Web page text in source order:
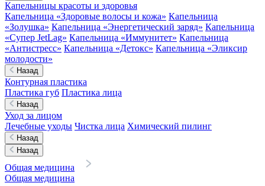
Капельницы красоты и здоровья
Капельница «Здоровые волосы и кожа» Капельница
«Золушка» Капельница «Энергетический заряд» Капельница
«Супер JetLag» Капельница «Иммунитет» Капельница
«Антистресс» Капельница «Детокс» Капельница «Эликсир
молодости»
Назад
Контурная пластика
Пластика губ Пластика лица
Назад
Уход за лицом
Лечебные уходы Чистка лица Химический пилинг
Назад
Назад
Общая медицина
Общая медицина